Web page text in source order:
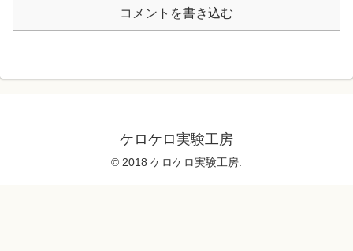
コメントを書き込む
ケロケロ実験工房
© 2018 ケロケロ実験工房.